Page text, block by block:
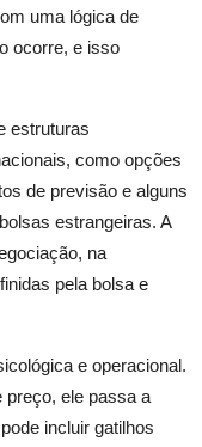
uma lógica de
ocorre, e isso
estruturas
como opções
de previsão e alguns
estrangeiras. A
na
pela bolsa e
e operacional.
preço, ele passa a
incluir gatilhos